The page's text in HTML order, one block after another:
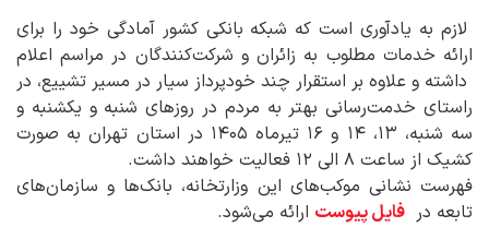
لازم به یادآوری است که شبکه بانکی کشور آمادگی خود را برای
ارائه خدمات مطلوب به زائران و شرکت‌کنندگان در مراسم اعلام
داشته و علاوه بر استقرار چند خودپرداز سیار در مسیر تشییع، در
راستای خدمت‌رسانی بهتر به مردم در روزهای شنبه و یکشنبه و
سه شنبه، ۱۳، ۱۴ و ۱۶ تیرماه ۱۴۰۵ در استان تهران به صورت
کشیک از ساعت ۸ الی ۱۲ فعالیت خواهند داشت.
فهرست نشانی موکب‌های این وزارتخانه، بانک‌ها و سازمان‌های
تابعه در فایل پیوست ارائه می‌شود.